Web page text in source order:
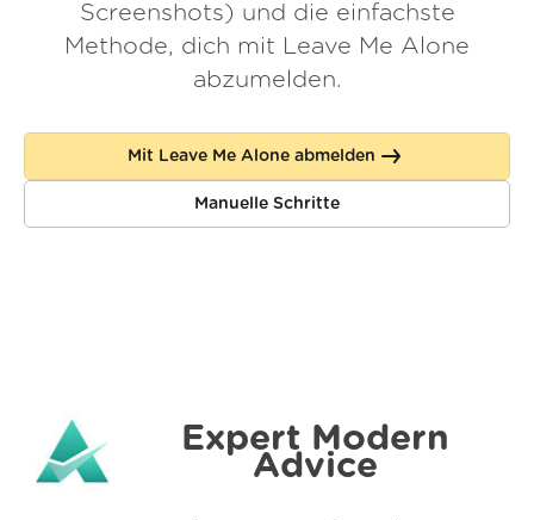
Login
Screenshots) und die einfachste
Methode, dich mit Leave Me Alone
abzumelden.
Mit Leave Me Alone abmelden
Manuelle Schritte
Expert Modern
Advice